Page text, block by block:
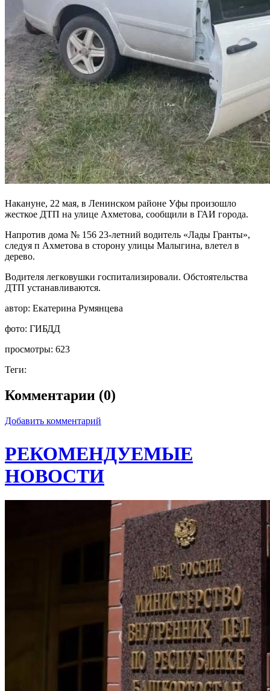
Накануне, 22 мая, в Ленинском районе Уфы произошло
жесткое ДТП на улице Ахметова, сообщили в ГАИ города.
Напротив дома № 156 23-летний водитель «Лады Гранты»,
следуя п Ахметова в сторону улицы Малыгина, влетел в
дерево.
Водителя легковушки госпитализировали. Обстоятельства
ДТП устанавливаются.
автор: Екатерина Румянцева
фото: ГИБДД
просмотры: 623
Теги:
Комментарии (0)
Добавить комментарий
РЕКОМЕНДУЕМЫЕ
НОВОСТИ